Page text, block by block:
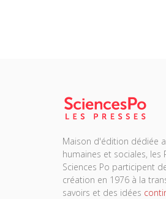
Maison d'édition dédiée
humaines et sociales, les
Sciences Po participent
création en 1976 à la
savoirs et des idées